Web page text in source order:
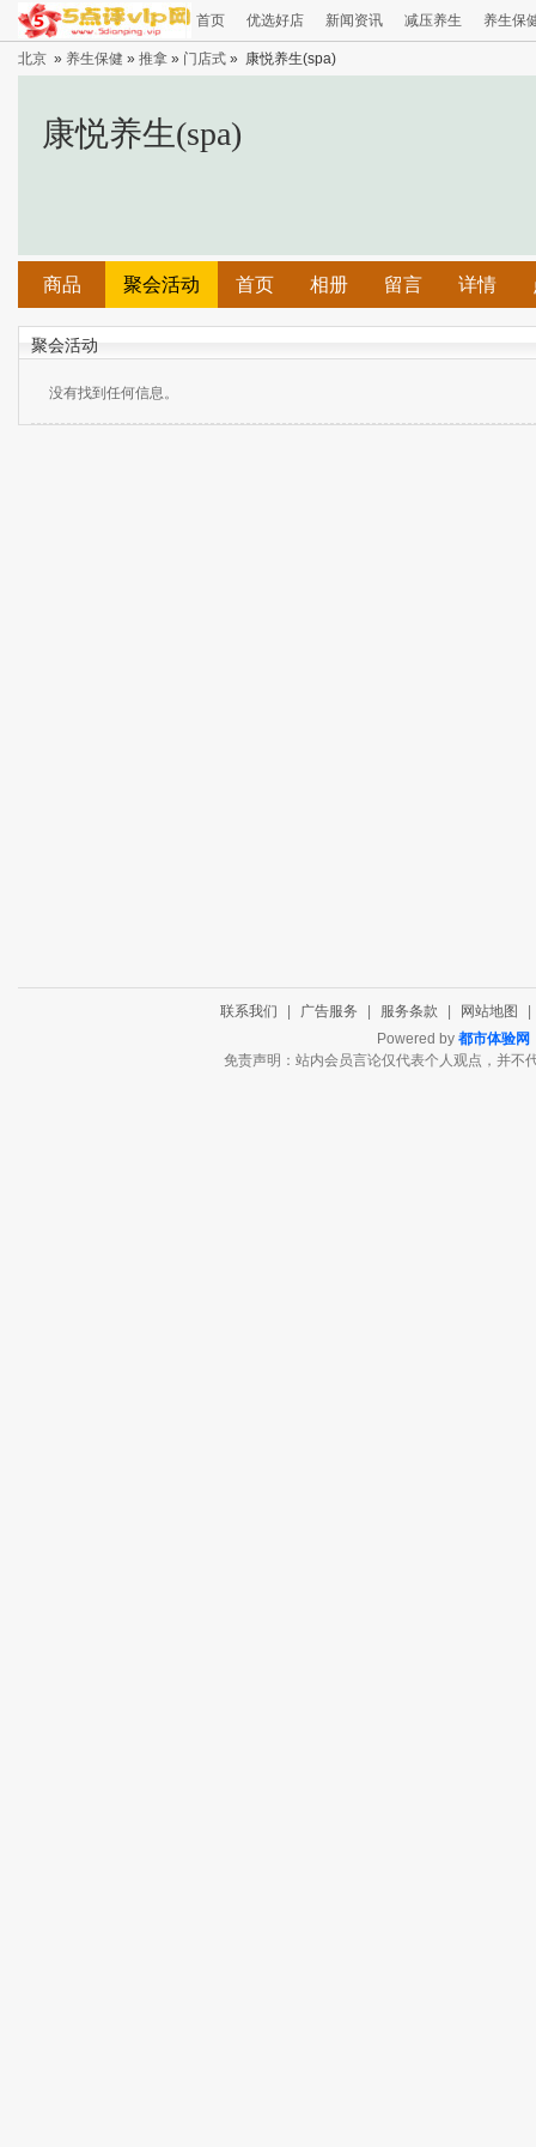
首页 优选好店 新闻资讯 减压养生 养生保
北京 » 养生保健 » 推拿 » 门店式 » 康悦养生(spa)
康悦养生(spa)
商品 聚会活动 首页 相册 留言 详情
聚会活动
没有找到任何信息。
联系我们 广告服务 服务条款 网站地图
Powered by 都市体验网
免责声明：站内会员言论仅代表个人观点，并不